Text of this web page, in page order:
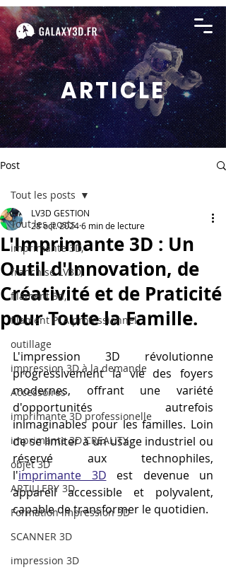
ARTICLE
Post
Tout les posts
imprimante 3D,
franchise LV3D,
filament 3d,
filament PLA professionnel
outillage
impression 3D à la demande
Accessoires
imprimante 3D professionelle
imprimante 3D CREALITY
objet 3D
ARTILLERY 3D
Formation impression 3D
SCANNER 3D
impression 3D
Tout les posts
L'Imprimante 3D : Un
Outil d'Innovation, de
Créativité et de Praticité
pour Toute la Famille.
LV3D GESTION
28 oct. 20246 min de lecture
L'impression 3D révolutionne
progressivement la vie des foyers
modernes, offrant une variété
d'opportunités autrefois
inimaginables pour les familles. Loin
de se limiter à un usage industriel ou
réservé aux technophiles,
l'imprimante 3D est devenue un
appareil accessible et polyvalent,
capable de transformer le quotidien.